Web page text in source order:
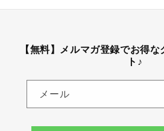
【無料】メルマガ登録でお得
ト♪
メール